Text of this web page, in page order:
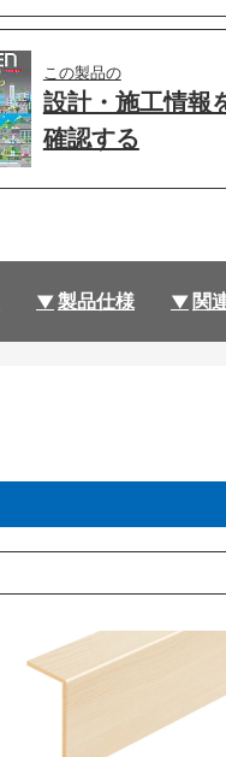
この製品の
設計・施工情報
確認する
製品仕様 関